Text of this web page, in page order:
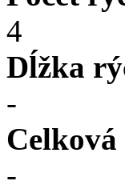
4
Dĺžka
-
-